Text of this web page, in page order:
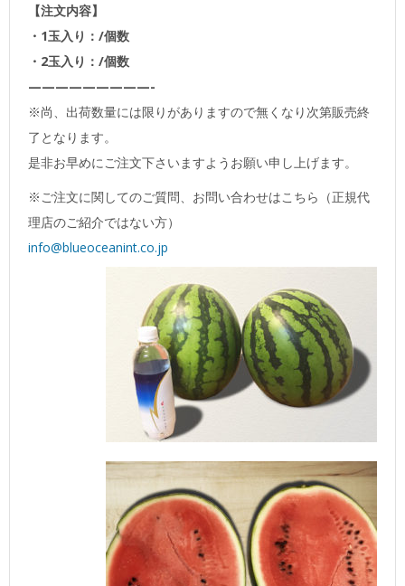
【注文内容】
・1玉入り：/個数
・2玉入り：/個数
—————————-
※尚、出荷数量には限りがありますので無くなり次第販売終
了となります。
是非お早めにご注文下さいますようお願い申し上げます。
※ご注文に関してのご質問、お問い合わせはこちら（正規代
理店のご紹介ではない方）
info@blueoceanint.co.jp